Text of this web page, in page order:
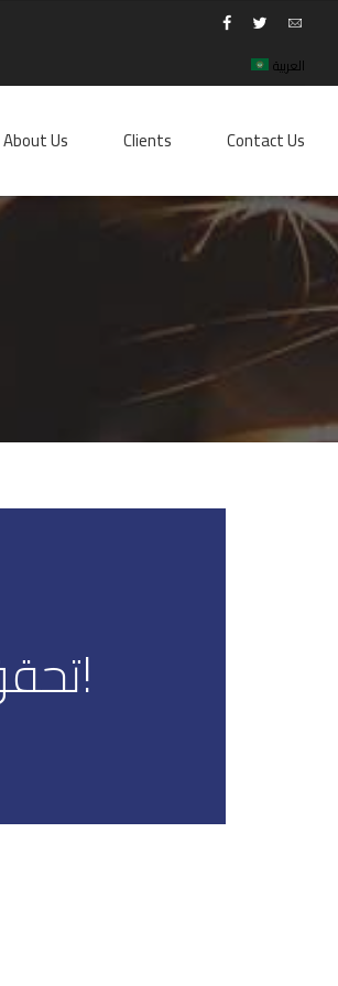
العربية
About Us Clients Contact Us
تحقق من مشروع جديد لدينا!